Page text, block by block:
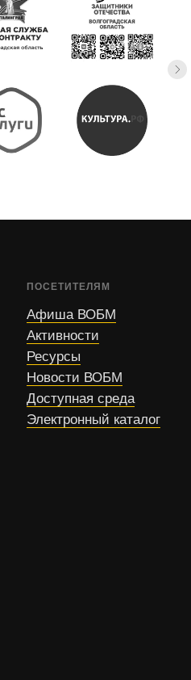
ПОСЕТИТЕЛЯМ
Афиша ВОБМ
Активности
Ресурсы
Новости ВОБМ
Доступная среда
Электронный каталог